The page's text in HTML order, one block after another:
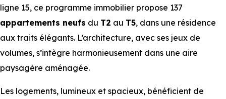
ligne 15, ce programme immobilier propose 137
appartements neufs du T2 au T5, dans une résidence
aux traits élégants. L’architecture, avec ses jeux de
volumes, s’intègre harmonieusement dans une aire
paysagère aménagée.
Les logements, lumineux et spacieux, bénéficient de